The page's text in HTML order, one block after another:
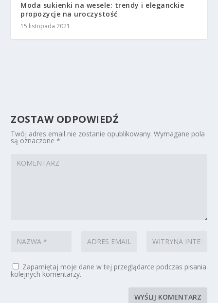
Moda sukienki na wesele: trendy i eleganckie
propozycje na uroczystość
15 listopada 2021
ZOSTAW ODPOWIEDŹ
Twój adres email nie zostanie opublikowany. Wymagane pola
są oznaczone*
Zapamiętaj moje dane w tej przeglądarce podczas pisania
kolejnych komentarzy.